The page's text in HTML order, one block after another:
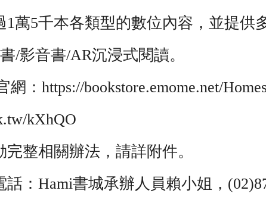
1萬5千本各類型的數位內容，並提供
/影音書/AR沉浸式閱讀。
https://bookstore.emome.net/
kXhQO
整相關辦法，請詳附件。
：Hami書城承辦人員賴小姐，